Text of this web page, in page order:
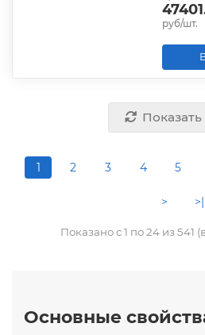
руб/шт.
1 2 3 4 5
> >|
Показано с 1 по 24 из 541
Основные